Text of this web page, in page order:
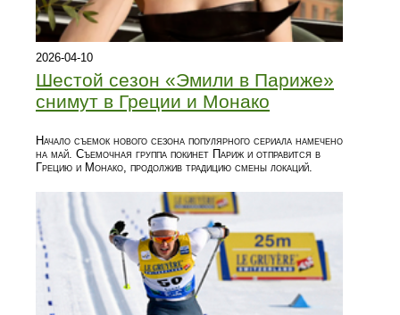
2026-04-10
Шестой сезон «Эмили в Париже»
снимут в Греции и Монако
Начало съемок нового сезона популярного сериала намечено
на май. Съемочная группа покинет Париж и отправится в
Грецию и Монако, продолжив традицию смены локаций.